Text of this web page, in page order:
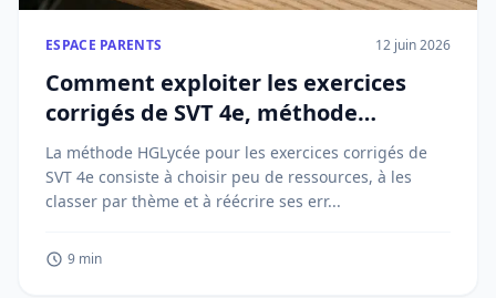
ESPACE PARENTS 12 juin 2026
Comment exploiter les exercices
corrigés de SVT 4e, méthode
HGLycée
La méthode HGLycée pour les exercices corrigés de
SVT 4e consiste à choisir peu de ressources, à les
classer par thème et à réécrire ses err...
9 min